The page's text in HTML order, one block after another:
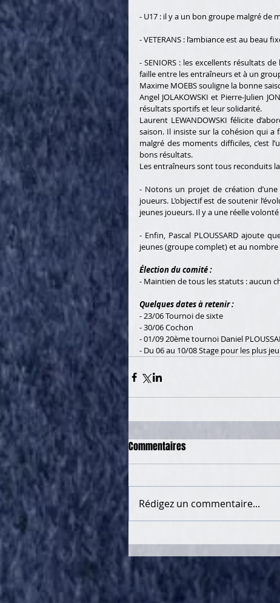
- U17 : il y a un bon groupe malgré de
- VETERANS : l’ambiance est au beau
- SENIORS : les excellents résultats
faille entre les entraîneurs et à un
Maxime MOEBS souligne la bonne
Angel JOLAKOWSKI et Pierre-Julien
résultats sportifs et leur solidarité.
Laurent LEWANDOWSKI félicite
saison. Il insiste sur la cohésion qui a
malgré des moments difficiles, c’est
bons résultats.
Les entraîneurs sont tous reconduits
- Notons un projet de création d’une
joueurs. L’objectif est de soutenir
jeunes joueurs. Il y a une réelle
- Enfin, Pascal PLOUSSARD ajoute
jeunes (groupe complet) et au
Élection du comité :
- Maintien de tous les statuts : aucun
Quelques dates à retenir :
- 23/06 Tournoi de sixte
- 30/06 Cochon
- 01/09 20ème tournoi Daniel
- Du 06 au 10/08 Stage pour les plus
Commentaires
Rédigez un commentaire...